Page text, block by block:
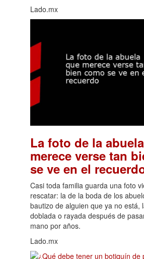
Lado.mx
La foto de la
merece verse tan
se ve en el
Casi toda familia guarda una foto
rescatar: la de la boda de los
bautizo de alguien que ya no está,
doblada o rayada después de
mano por años.
Lado.mx